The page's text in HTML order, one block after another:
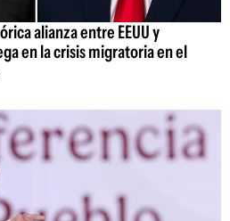
alianza entre EEUU y
en la crisis migratoria en el